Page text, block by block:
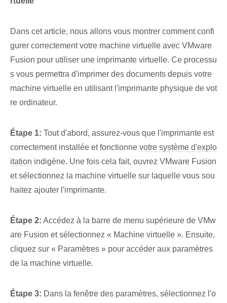
Dans cet article, nous allons vous montrer comment confi
gurer correctement votre machine virtuelle avec VMware
Fusion pour utiliser une imprimante virtuelle. Ce processu
s vous permettra d'imprimer des documents depuis votre
machine virtuelle en utilisant l'imprimante physique de vot
re ordinateur.
Étape 1: Tout d'abord, assurez-vous que l'imprimante est
correctement installée et fonctionne votre système d'explo
itation indigène. Une fois cela fait, ouvrez VMware Fusion
et sélectionnez la machine virtuelle sur laquelle vous sou
haitez ajouter l'imprimante.
Étape 2: Accédez à la barre de menu supérieure de VMw
are Fusion et sélectionnez « Machine virtuelle ». Ensuite,
cliquez sur « Paramètres » pour accéder aux paramètres
de la machine virtuelle.
Étape 3: Dans la fenêtre des paramètres, sélectionnez l'o